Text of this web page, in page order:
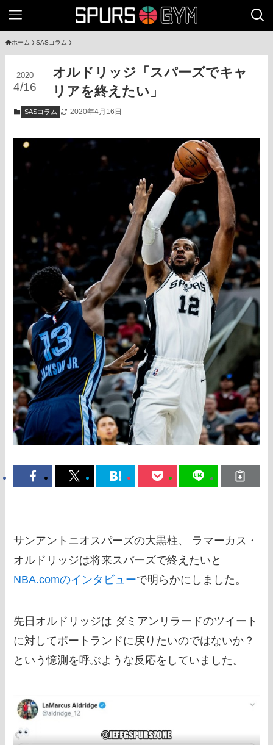
ホーム SASコラム
オルドリッジ「スパーズでキャ
リアを終えたい」
2020
4/16
SASコラム 2020年4月16日
サンアントニオスパーズの大黒柱、 ラマーカス・
オルドリッジは将来スパーズで終えたいと
NBA.comのインタビューで明らかにしました。
先日オルドリッジは ダミアンリラードのツイート
に対してポートランドに戻りたいのではないか？
という憶測を呼ぶような反応をしていました。